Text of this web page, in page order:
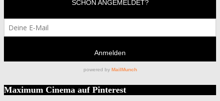
Maximum Cinema auf Pinterest